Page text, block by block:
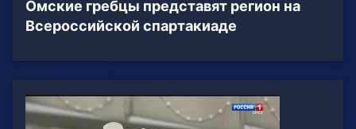
Омские гребцы представят регион на
Всероссийской спартакиаде